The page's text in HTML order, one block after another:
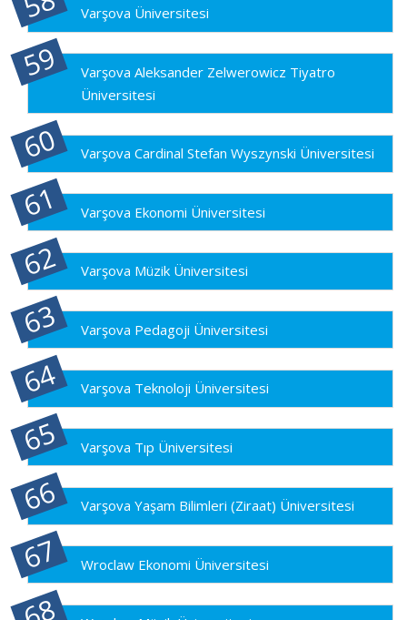
Varşova Üniversitesi
Varşova Aleksander Zelwerowicz Tiyatro
Üniversitesi
Varşova Cardinal Stefan Wyszynski Üniversitesi
Varşova Ekonomi Üniversitesi
Varşova Müzik Üniversitesi
Varşova Pedagoji Üniversitesi
Varşova Teknoloji Üniversitesi
Varşova Tıp Üniversitesi
Varşova Yaşam Bilimleri (Ziraat) Üniversitesi
Wroclaw Ekonomi Üniversitesi